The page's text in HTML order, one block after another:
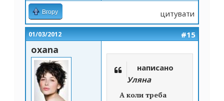
Вгору цитувати
01/03/2012 #15
oxana
написано
Уляна
А коли треба